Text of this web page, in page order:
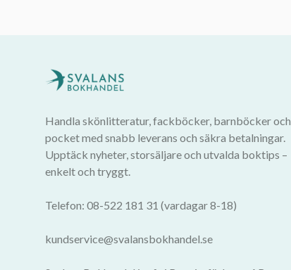
Handla skönlitteratur, fackböcker, barnböcker och
pocket med snabb leverans och säkra betalningar.
Upptäck nyheter, storsäljare och utvalda boktips –
enkelt och tryggt.
Telefon: 08-522 181 31 (vardagar 8-18)
kundservice@svalansbokhandel.se